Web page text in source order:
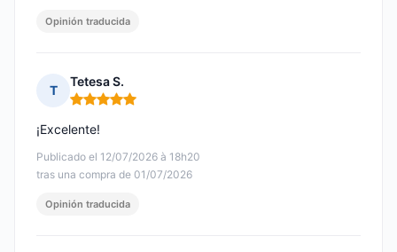
Opinión traducida
T
Tetesa S.
Nota: 5 de 5
Publicado el 12/07/2026 à 18h20
tras una compra de 01/07/2026
¡Excelente!
Opinión traducida